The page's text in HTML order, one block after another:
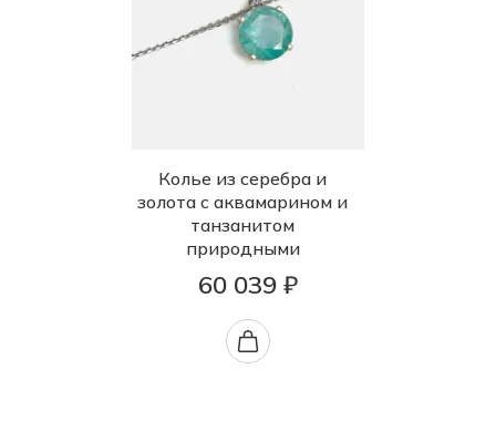
Колье из серебра и
золота с аквамарином и
танзанитом
природными
60 039 ₽